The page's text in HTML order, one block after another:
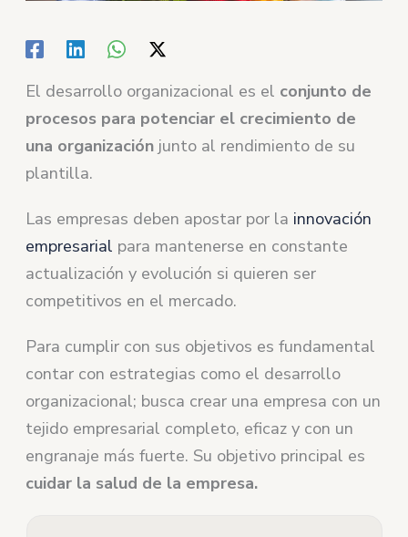
El desarrollo organizacional es el conjunto de
procesos para potenciar el crecimiento de
una organización junto al rendimiento de su
plantilla.
Las empresas deben apostar por la innovación
empresarial para mantenerse en constante
actualización y evolución si quieren ser
competitivos en el mercado.
Para cumplir con sus objetivos es fundamental
contar con estrategias como el desarrollo
organizacional; busca crear una empresa con un
tejido empresarial completo, eficaz y con un
engranaje más fuerte. Su objetivo principal es
cuidar la salud de la empresa.